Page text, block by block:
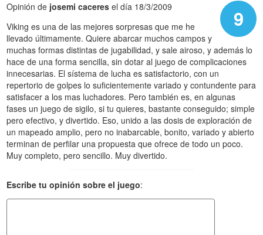
9
Opinión de josemi caceres el día 18/3/2009
Viking es una de las mejores sorpresas que me he
llevado últimamente. Quiere abarcar muchos campos y
muchas formas distintas de jugabilidad, y sale airoso, y además lo
hace de una forma sencilla, sin dotar al juego de complicaciones
innecesarias. El sístema de lucha es satisfactorio, con un
repertorio de golpes lo suficientemente variado y contundente para
satisfacer a los mas luchadores. Pero también es, en algunas
fases un juego de sigilo, si tu quieres, bastante conseguido; simple
pero efectivo, y divertido. Eso, unido a las dosis de exploración de
un mapeado amplio, pero no inabarcable, bonito, variado y abierto
terminan de perfilar una propuesta que ofrece de todo un poco.
Muy completo, pero sencillo. Muy divertido.
Escribe tu opinión sobre el juego: